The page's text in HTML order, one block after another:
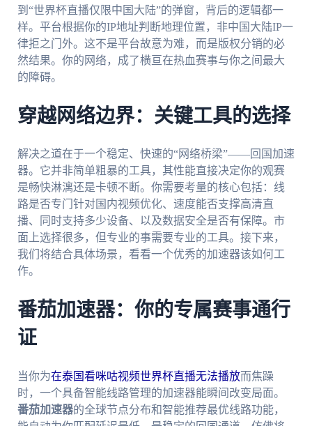
到“世界杯直播仅限中国大陆”的弹窗，背后的逻辑都一
样。平台根据你的IP地址判断地理位置，非中国大陆IP一
律拒之门外。这不是平台故意为难，而是版权分销的必
然结果。你的网络，成了横亘在热血赛事与你之间最大
的障碍。
穿越网络边界：关键工具的选择
解决之道在于一个稳定、快速的“网络桥梁”——回国加速
器。它并非简单粗暴的工具，其性能直接决定你的观赛
是畅快淋漓还是卡顿不断。你需要考量的核心包括：线
路是否专门针对国内视频优化、速度能否支撑高清直
播、同时支持多少设备、以及数据安全是否有保障。市
面上选择很多，但专业的事需要专业的工具。接下来，
我们将结合具体场景，看看一个优秀的加速器该如何工
作。
番茄加速器：你的专属赛事通行
证
当你为在泰国看咪咕视频世界杯直播无法播放而焦躁
时，一个具备智能线路管理的加速器能瞬间改变局面。
番茄加速器的全球节点分布和智能推荐最优线路功能，